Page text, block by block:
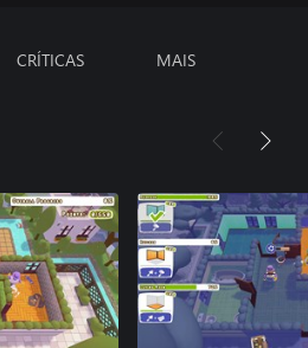
CRÍTICAS MAIS